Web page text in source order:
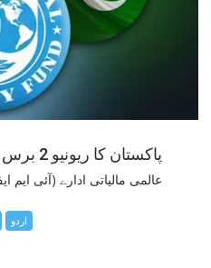
پاکستان کا ریونیو 2 برس میں دگنا ہو گیا: آئی ایم ایف
اردو